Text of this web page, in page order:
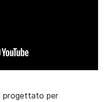
progettato per